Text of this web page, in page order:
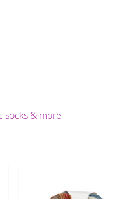
socks & more